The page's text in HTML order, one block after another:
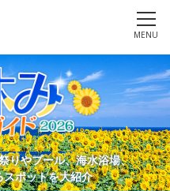
MENU
りやプール、海水浴場、
ポットを大紹介